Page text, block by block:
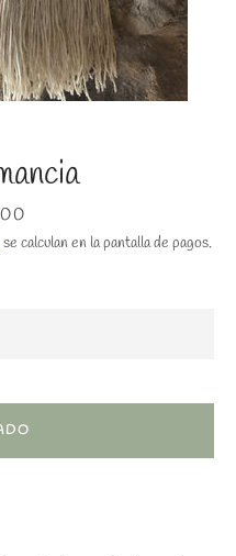
BUSCAR
se calculan en la pantalla de pagos.